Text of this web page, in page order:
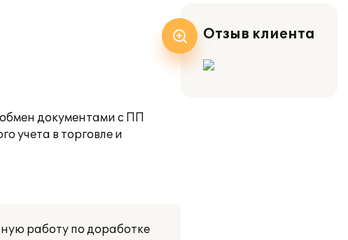
документами с ПП
учета в торговле и
работу по доработке
Отзыв клиента